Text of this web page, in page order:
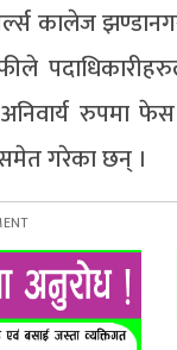
कालेज
रुपमा
गरेका छन् ।